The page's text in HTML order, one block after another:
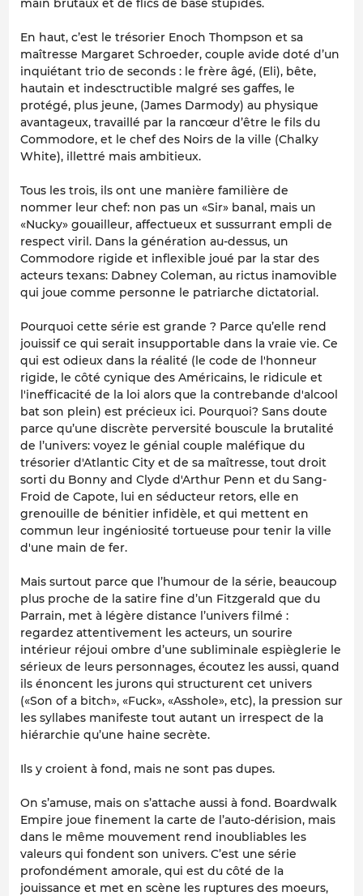
main brutaux et de flics de base stupides.
En haut, c’est le trésorier Enoch Thompson et sa
maîtresse Margaret Schroeder, couple avide doté d’un
inquiétant trio de seconds : le frère âgé, (Eli), bête,
hautain et indesctructible malgré ses gaffes, le
protégé, plus jeune, (James Darmody) au physique
avantageux, travaillé par la rancœur d’être le fils du
Commodore, et le chef des Noirs de la ville (Chalky
White), illettré mais ambitieux.
Tous les trois, ils ont une manière familière de
nommer leur chef: non pas un «Sir» banal, mais un
«Nucky» gouailleur, affectueux et sussurrant empli de
respect viril. Dans la génération au-dessus, un
Commodore rigide et inflexible joué par la star des
acteurs texans: Dabney Coleman, au rictus inamovible
qui joue comme personne le patriarche dictatorial.
Pourquoi cette série est grande ? Parce qu’elle rend
jouissif ce qui serait insupportable dans la vraie vie. Ce
qui est odieux dans la réalité (le code de l'honneur
rigide, le côté cynique des Américains, le ridicule et
l'inefficacité de la loi alors que la contrebande d'alcool
bat son plein) est précieux ici. Pourquoi? Sans doute
parce qu’une discrète perversité bouscule la brutalité
de l’univers: voyez le génial couple maléfique du
trésorier d'Atlantic City et de sa maîtresse, tout droit
sorti du Bonny and Clyde d'Arthur Penn et du Sang-
Froid de Capote, lui en séducteur retors, elle en
grenouille de bénitier infidèle, et qui mettent en
commun leur ingéniosité tortueuse pour tenir la ville
d'une main de fer.
Mais surtout parce que l’humour de la série, beaucoup
plus proche de la satire fine d’un Fitzgerald que du
Parrain, met à légère distance l’univers filmé :
regardez attentivement les acteurs, un sourire
intérieur réjoui ombre d’une subliminale espièglerie le
sérieux de leurs personnages, écoutez les aussi, quand
ils énoncent les jurons qui structurent cet univers
(«Son of a bitch», «Fuck», «Asshole», etc), la pression sur
les syllabes manifeste tout autant un irrespect de la
hiérarchie qu’une haine secrète.
Ils y croient à fond, mais ne sont pas dupes.
On s’amuse, mais on s’attache aussi à fond. Boardwalk
Empire joue finement la carte de l’auto-dérision, mais
dans le même mouvement rend inoubliables les
valeurs qui fondent son univers. C’est une série
profondément amorale, qui est du côté de la
jouissance et met en scène les ruptures des moeurs,